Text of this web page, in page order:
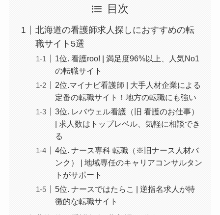
目次
北海道の看護師求人探しにおすすめの転
職サイト5選
1位. 看護roo! | 満足度96%以上、人気No1
の転職サイト
2位.マイナビ看護師 | 大手人材企業による
定番の転職サイト！地方の転職にも強い
3位. レバウェル看護（旧 看護のお仕事）
| 求人数はトップレベル、気軽に相談でき
る
4位. ナース専科 転職（※旧ナース人材バ
ンク） | 地域専任のキャリアコンサルタン
トがサポート
5位. ナースではたらこ | 逆指名求人が特
徴的な転職サイト